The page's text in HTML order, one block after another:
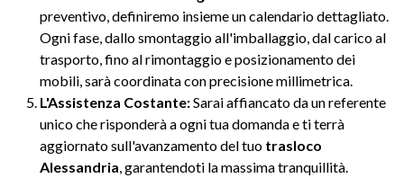
preventivo, definiremo insieme un calendario dettagliato.
Ogni fase, dallo smontaggio all'imballaggio, dal carico al
trasporto, fino al rimontaggio e posizionamento dei
mobili, sarà coordinata con precisione millimetrica.
L'Assistenza Costante:Sarai affiancato da un referente
unico che risponderà a ogni tua domanda e ti terrà
aggiornato sull'avanzamento del tuo trasloco
Alessandria, garantendoti la massima tranquillità.